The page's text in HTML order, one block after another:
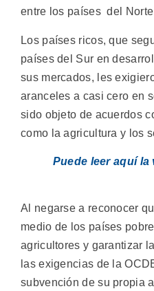
entre los países del
Los países ricos, que
países del Sur en
sus mercados, les
aranceles a casi cero en
sido objeto de acuerdos
como la agricultura y los
Puede leer aquí
Al negarse a reconocer
medio de los países
agricultores y garantizar
las exigencias de la
subvención de su propia